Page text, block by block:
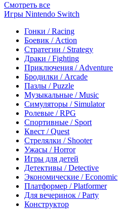
Смотреть все
Игры Nintendo Switch
Гонки / Racing
Боевик / Action
Стратегии / Strategy
Драки / Fighting
Приключения / Adventure
Бродилки / Arcade
Пазлы / Puzzle
Музыкальные / Music
Симуляторы / Simulator
Ролевые / RPG
Спортивные / Sport
Квест / Quest
Стрелялки / Shooter
Ужасы / Horror
Игры для детей
Детективы / Detective
Экономические / Economic
Платформер / Platformer
Для вечеринок / Party
Конструктор